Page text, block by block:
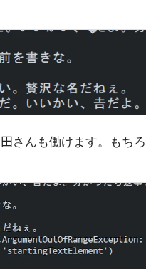
さんも働けます。もち